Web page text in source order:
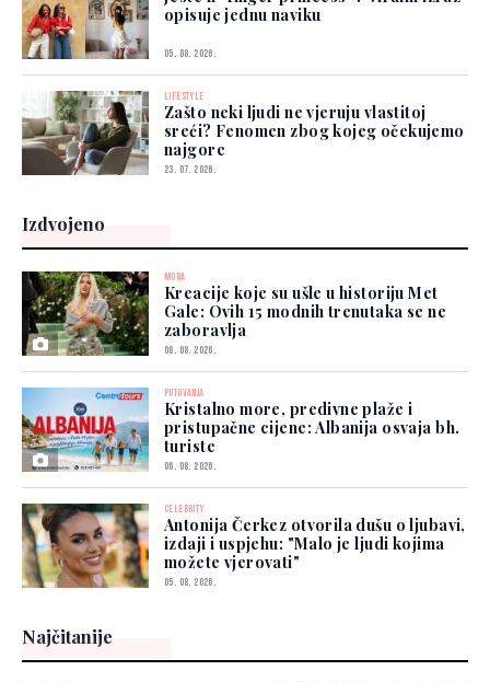
opisuje jednu naviku
05. 08. 2026.
LIFESTYLE
Zašto neki ljudi ne vjeruju vlastitoj
sreći? Fenomen zbog kojeg očekujemo
najgore
23. 07. 2026.
Izdvojeno
MODA
Kreacije koje su ušle u historiju Met
Gale: Ovih 15 modnih trenutaka se ne
zaboravlja
06. 08. 2026.
PUTOVANJA
Kristalno more, predivne plaže i
pristupačne cijene: Albanija osvaja bh.
turiste
06. 08. 2026.
CELEBRITY
Antonija Čerkez otvorila dušu o ljubavi,
izdaji i uspjehu: "Malo je ljudi kojima
možete vjerovati"
05. 08. 2026.
Najčitanije